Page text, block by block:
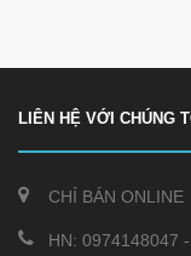
LIÊN HỆ VỚI CHÚNG
CHỈ BÁN ONLINE
HN: 0974148047 -